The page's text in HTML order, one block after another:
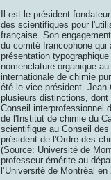
Il est le président
des scientifiques pour
française. Son
du comité francophone qui
présentation
nomenclature organique
internationale de chimie
été le vice-président.
plusieurs distinctions,
Conseil interprofessionnel
de l'Institut de chimie du
scientifique au Conseil
président de l'Ordre des
(Source: Université de
professeur émérite au
l’Université de Montréal en